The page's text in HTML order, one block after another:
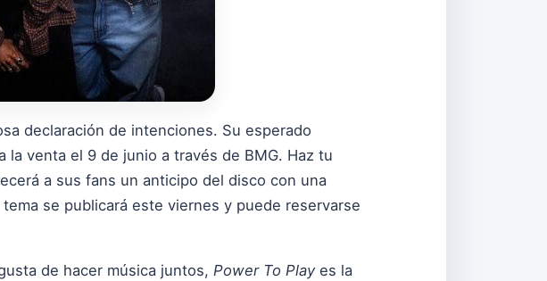
declaración de intenciones. Su esperado
venta el 9 de junio a través de BMG. Haz tu
a sus fans un anticipo del disco con una
se publicará este viernes y puede reservarse
de hacer música juntos, Power To Playes la